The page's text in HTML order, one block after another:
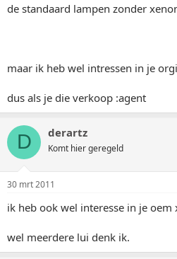
de standaard lampen zonder
maar ik heb wel intressen in je
dus als je die verkoop :agent
D derartz
Komt hier geregeld
30 mrt 2011
ik heb ook wel interesse in je
wel meerdere lui denk ik.